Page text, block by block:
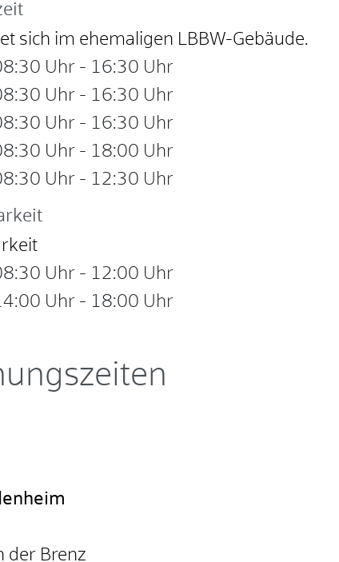
sich im ehemaligen LBBW-Gebäude.
Uhr - 16:30 Uhr
Uhr - 16:30 Uhr
Uhr - 16:30 Uhr
Uhr - 18:00 Uhr
Uhr - 12:30 Uhr
Uhr - 12:00 Uhr
Uhr - 18:00 Uhr
der Brenz